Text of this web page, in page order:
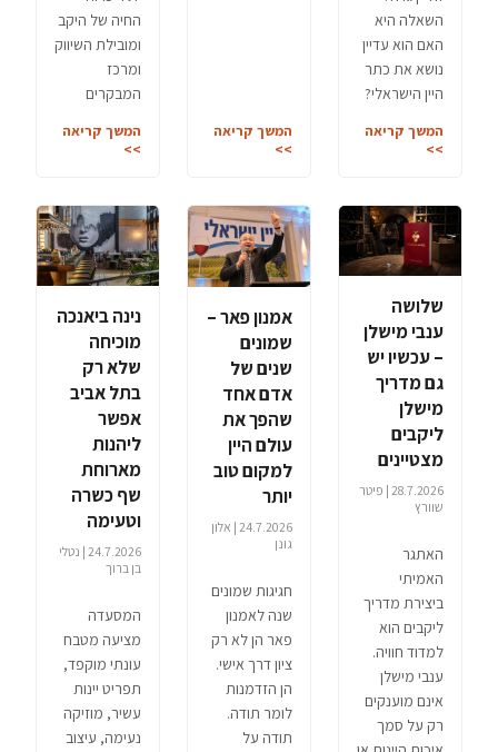
השאלה היא
האם הוא עדיין
נושא את כתר
היין הישראלי?
המשך קריאה
>>
המשך קריאה
>>
החיה של היקב
ומובילת השיווק
ומרכז
המבקרים
המשך קריאה
>>
שלושה
ענבי מישלן
– עכשיו יש
גם מדריך
מישלן
ליקבים
מצטיינים
28.7.2026 | פיטר
שוורץ
האתגר
האמיתי
ביצירת מדריך
ליקבים הוא
למדוד חוויה.
ענבי מישלן
אינם מוענקים
רק על סמך
אמנון פאר –
שמונים
שנים של
אדם אחד
שהפך את
עולם היין
למקום טוב
יותר
24.7.2026 | אלון
גונן
חגיגות שמונים
שנה לאמנון
פאר הן לא רק
ציון דרך אישי.
הן הזדמנות
לומר תודה.
תודה על
נינה ביאנכה
מוכיחה
שלא רק
בתל אביב
אפשר
ליהנות
מארוחת
שף כשרה
וטעימה
24.7.2026 | נטלי
בן ברוך
המסעדה
מציעה מטבח
עונתי מוקפד,
תפריט יינות
עשיר, מוזיקה
נעימה, עיצוב